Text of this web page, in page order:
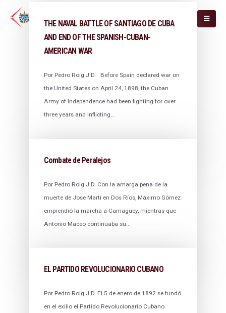
THE NAVAL BATTLE OF SANTIAGO DE CUBA
AND END OF THE SPANISH-CUBAN-
AMERICAN WAR
Por Pedro Roig J.D. Before Spain declared war on
the United States on April 24, 1898, the Cuban
Army of Independence had been fighting for over
three years and inflicting...
Combate de Peralejos
Por Pedro Roig J.D. Con la amarga pena de la
muerte de Jose Martí en Dos Ríos, Máximo Gómez
emprendió la marcha a Camagüey, mientras que
Antonio Maceo continuaba su...
EL PARTIDO REVOLUCIONARIO CUBANO
Por Pedro Roig J.D. El 5 de enero de 1892 se fundó
en el exilio el Partido Revolucionario Cubano.